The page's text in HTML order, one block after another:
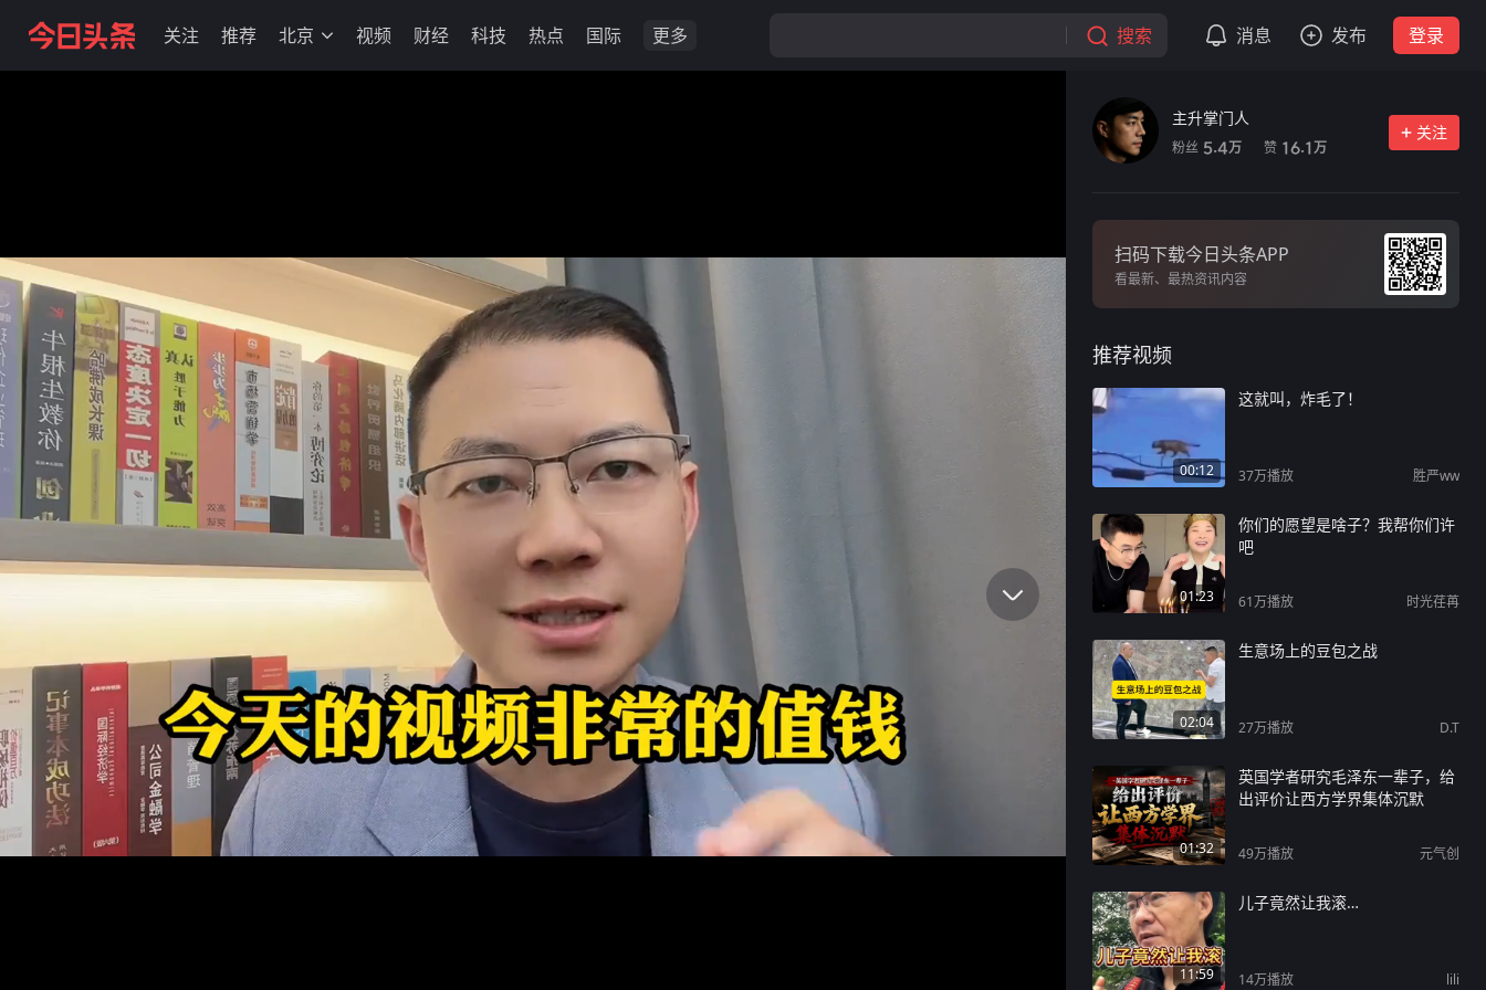
关注 推荐 北京 视频 财经 科技 热点 国际 更多 搜索 消息 发布 登录
主升掌门人
粉丝 5.4万 赞 16.1万
关注
扫码下载今日头条APP
看最新、最热资讯内容
推荐视频
00:12
这就叫，炸毛了！
37万播放 胜严ww
01:23
你们的愿望是啥子？我帮你们许
吧
61万播放 时光荏苒
02:04
生意场上的豆包之战
27万播放 D.T
01:32
英国学者研究毛泽东一辈子，给
出评价让西方学界集体沉默
49万播放 元气创
11:59
儿子竟然让我滚…
14万播放 lili